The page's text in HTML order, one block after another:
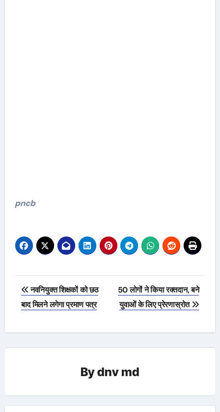
pncb
Post
navigation
नवनियुक्त शिक्षकों को छठ
बाद मिलने लगेगा प्रमाण पत्र
50 लोगों ने किया रक्तदान, बने
युवाओं के लिए प्रेरणास्रोत
Bydnv md